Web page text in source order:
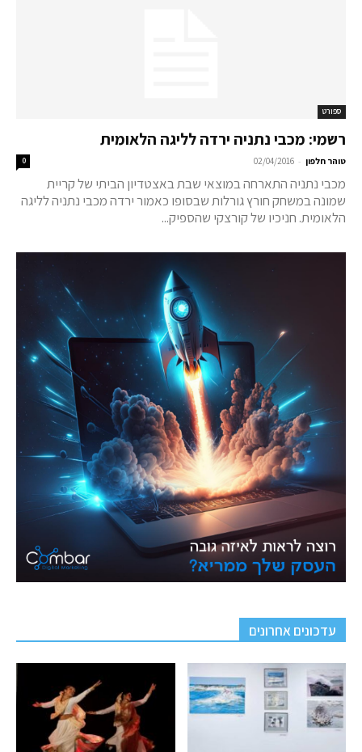
ספורט
רשמי: מכבי נתניה ירדה לליגה הלאומית
טוהר חלפון -
02/04/2016
0
מכבי נתניה התארחה במוצאי שבת באצטדיון הביתי של קריית
שמונה במשחק חורץ גורלות שבסופו כאמור ירדה מכבי נתניה לליגה
הלאומית. חניכיו של קורצקי שהספיק...
עדכונים אחרונים